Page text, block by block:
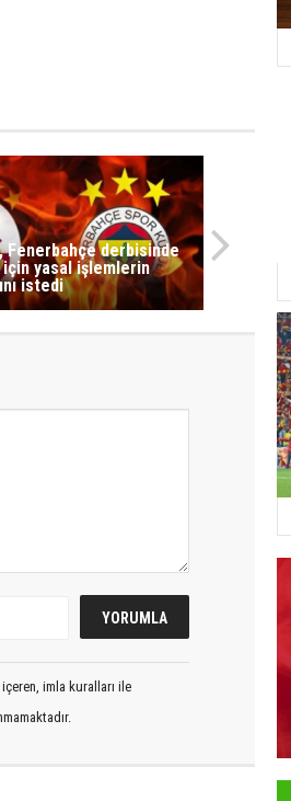
Fenerbahçe derbisinde
için yasal işlemlerin
istedi
imla kuralları ile